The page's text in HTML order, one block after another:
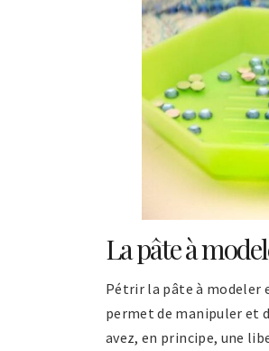
La pâte à
Pétrir la pâte à modeler
permet de manipuler et
avez, en principe, une